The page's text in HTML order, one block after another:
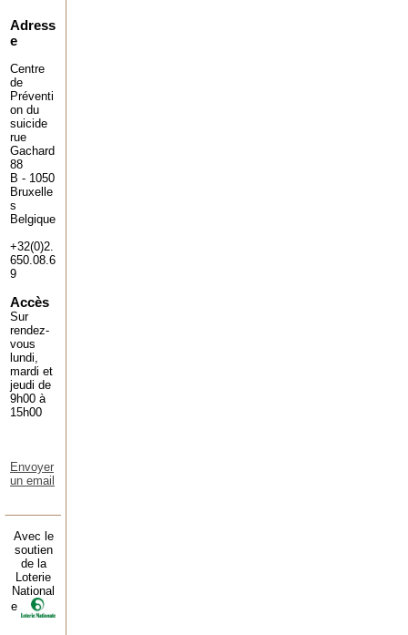
Adress
e
Centre
de
Préventi
on du
suicide
rue
Gachard
88
B - 1050
Bruxelle
s
Belgique
+32(0)2.
650.08.6
9
Accès
Sur
rendez-
vous
lundi,
mardi et
jeudi de
9h00 à
15h00
Envoyer
un email
Avec le
soutien
de la
Loterie
National
e